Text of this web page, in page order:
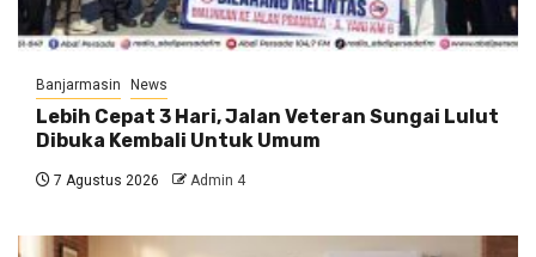
Banjarmasin News
Lebih Cepat 3 Hari, Jalan Veteran Sungai Lulut
Dibuka Kembali Untuk Umum
7 Agustus 2026 Admin 4